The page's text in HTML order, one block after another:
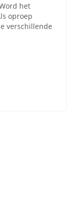
het
oproep
verschillende